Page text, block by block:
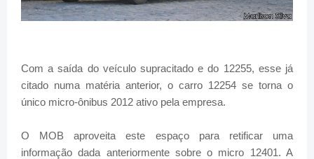
Com a saída do veículo supracitado e do 12255, esse já
citado numa matéria anterior, o carro 12254 se torna o
único micro-ônibus 2012 ativo pela empresa.
O MOB aproveita este espaço para retificar uma
informação dada anteriormente sobre o micro 12401. A